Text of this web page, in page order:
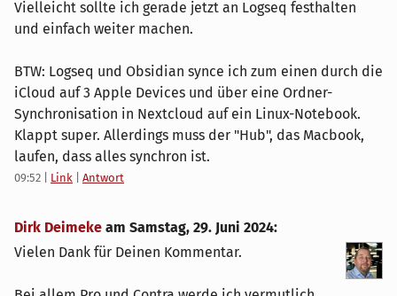
Vielleicht sollte ich gerade jetzt an Logseq festhalten
und einfach weiter machen.
BTW: Logseq und Obsidian synce ich zum einen durch die
iCloud auf 3 Apple Devices und über eine Ordner-
Synchronisation in Nextcloud auf ein Linux-Notebook.
Klappt super. Allerdings muss der "Hub", das Macbook,
laufen, dass alles synchron ist.
09:52 Link Antwort
Dirk Deimeke am Samstag, 29. Juni 2024:
Vielen Dank für Deinen Kommentar.